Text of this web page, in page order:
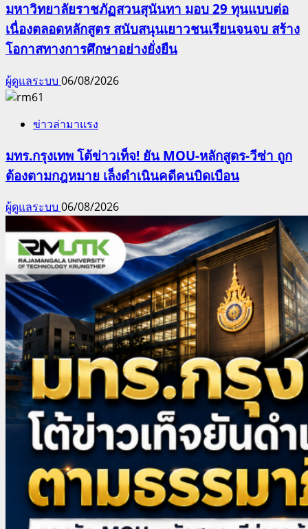
มหาวิทยาลัยราชภัฏสวนสุนันทา มอบ 29 ทุนแบบต่อ
เนื่องตลอดหลักสูตร สนับสนุนเยาวชนเรียนจนจบ สร้าง
โอกาสทางการศึกษาอย่างยั่งยืน
ผู้ดูแลระบบ 06/08/2026
ข่าวล่ามาแรง
มทร.กรุงเทพ โต้ข่าวเท็จ! ยัน MOU-หลักสูตร-วีซ่า ถูก
ต้องตามกฎหมาย เล็งดำเนินคดีคนบิดเบือน
ผู้ดูแลระบบ 06/08/2026